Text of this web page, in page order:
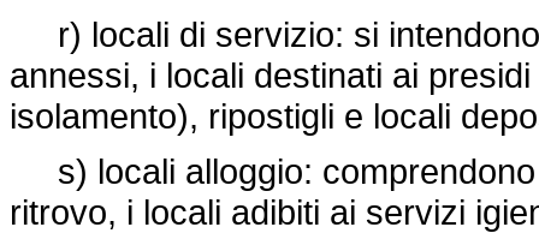
r) locali di servizio: si
annessi, i locali destinati ai
isolamento), ripostigli e locali
s) locali alloggio: comprendono
ritrovo, i locali adibiti ai servizi